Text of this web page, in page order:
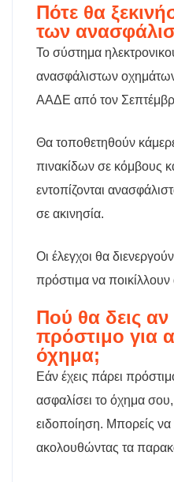
Πότε θα
των
Το σύστημα
ανασφάλιστων οχημάτων
ΑΑΔΕ από τον
Θα τοποθετηθούν
πινακίδων σε κόμβους
εντοπίζονται
σε ακινησία.
Οι έλεγχοι θα
πρόστιμα να
Πού θα δεις αν
πρόστιμο για
όχημα;
Εάν έχεις πάρει
ασφαλίσει το όχημα σου,
ειδοποίηση. Μπορείς να
ακολουθώντας τα